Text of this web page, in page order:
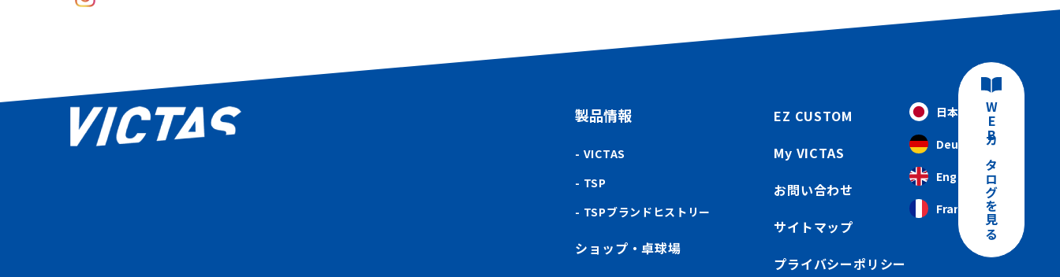
製品情報
VICTAS
TSP
TSPブランドヒストリー
ショップ・卓球場
EZ CUSTOM
My VICTAS
お問い合わせ
サイトマップ
プライバシーポリシー
日本語
Deutsch
English
Français WEBカタログを見る